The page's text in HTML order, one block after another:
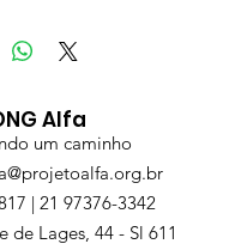
Alfa
um caminho
| 21 97376-3342
de Lages, 44 - Sl 611